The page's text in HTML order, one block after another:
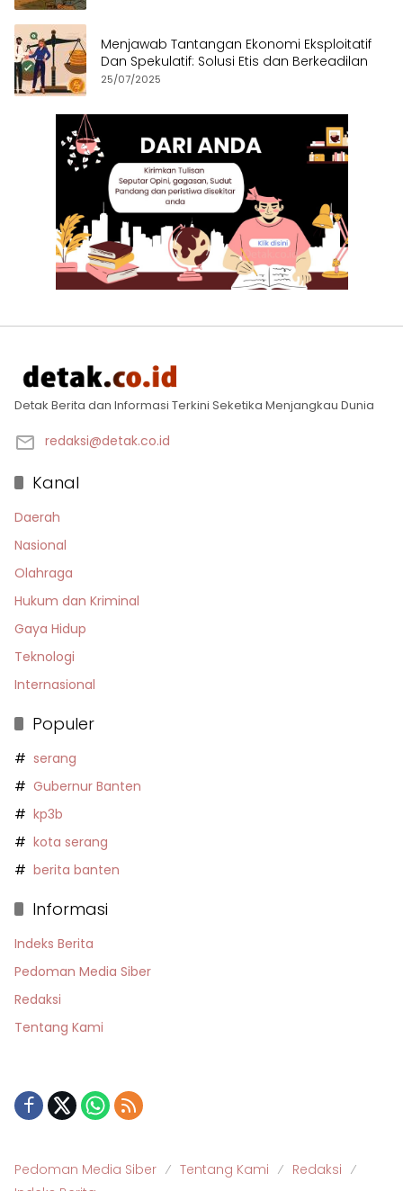
Menjawab Tantangan Ekonomi Eksploitatif
Dan Spekulatif: Solusi Etis dan Berkeadilan
25/07/2025
Detak Berita dan Informasi Terkini Seketika Menjangkau Dunia
redaksi@detak.co.id
Kanal
Daerah
Nasional
Olahraga
Hukum dan Kriminal
Gaya Hidup
Teknologi
Internasional
Populer
serang
Gubernur Banten
kp3b
kota serang
berita banten
Informasi
Indeks Berita
Pedoman Media Siber
Redaksi
Tentang Kami
Pedoman Media Siber Tentang Kami
Redaksi